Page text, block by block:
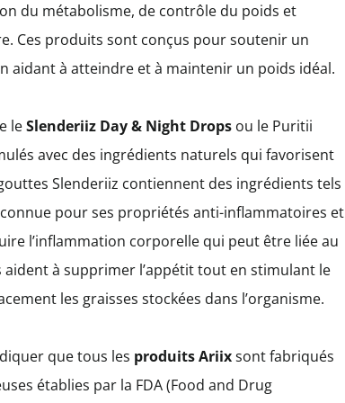
du métabolisme, de contrôle du poids et
Ces produits sont conçus pour soutenir un
aidant à atteindre et à maintenir un poids idéal.
leSlenderiiz Day & Night Dropsou le Puritii
avec des ingrédients naturels qui favorisent
Slenderiiz contiennent des ingrédients tels
pour ses propriétés anti-inflammatoires et
l’inflammation corporelle qui peut être liée au
à supprimer l’appétit tout en stimulant le
les graisses stockées dans l’organisme.
que tous les produits Ariixsont fabriqués
établies par la FDA (Food and Drug